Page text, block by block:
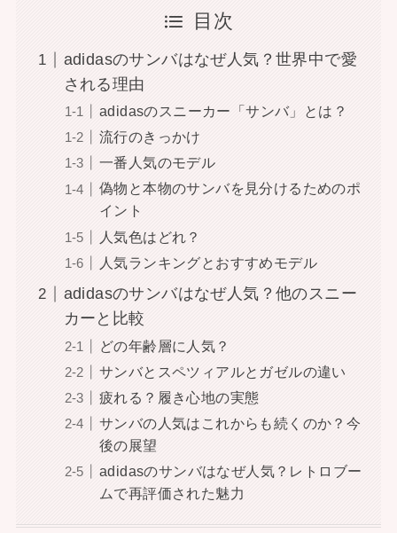
目次
adidasのサンバはなぜ人気？世界中で愛
される理由
adidasのスニーカー「サンバ」とは？
流行のきっかけ
一番人気のモデル
偽物と本物のサンバを見分けるためのポ
イント
人気色はどれ？
人気ランキングとおすすめモデル
adidasのサンバはなぜ人気？他のスニー
カーと比較
どの年齢層に人気？
サンバとスペツィアルとガゼルの違い
疲れる？履き心地の実態
サンバの人気はこれからも続くのか？今
後の展望
adidasのサンバはなぜ人気？レトロブー
ムで再評価された魅力